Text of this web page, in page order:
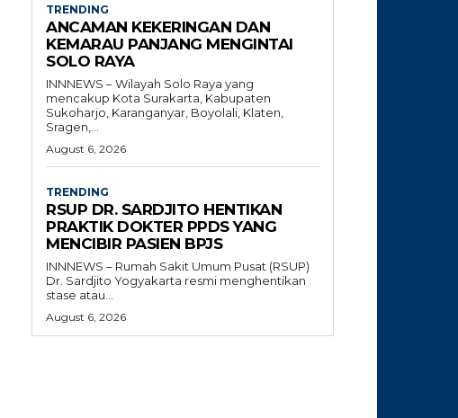
TRENDING
ANCAMAN KEKERINGAN DAN
KEMARAU PANJANG MENGINTAI
SOLO RAYA
INNNEWS – Wilayah Solo Raya yang
mencakup Kota Surakarta, Kabupaten
Sukoharjo, Karanganyar, Boyolali, Klaten,
Sragen,...
August 6, 2026
TRENDING
RSUP DR. SARDJITO HENTIKAN
PRAKTIK DOKTER PPDS YANG
MENCIBIR PASIEN BPJS
INNNEWS – Rumah Sakit Umum Pusat (RSUP)
Dr. Sardjito Yogyakarta resmi menghentikan
stase atau...
August 6, 2026